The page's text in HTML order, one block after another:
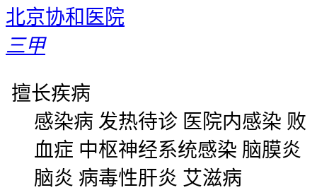
北京协和医院
三甲
擅长疾病
感染病 发热待诊 医院内感染 败
血症 中枢神经系统感染 脑膜炎
脑炎 病毒性肝炎 艾滋病